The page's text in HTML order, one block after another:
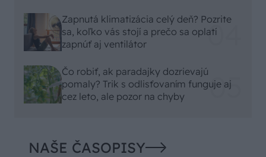
Zapnutá klimatizácia celý deň? Pozrite
sa, koľko vás stojí a prečo sa oplatí
zapnúť aj ventilátor
Čo robiť, ak paradajky dozrievajú
pomaly? Trik s odlisťovaním funguje aj
cez leto, ale pozor na chyby
NAŠE ČASOPISY